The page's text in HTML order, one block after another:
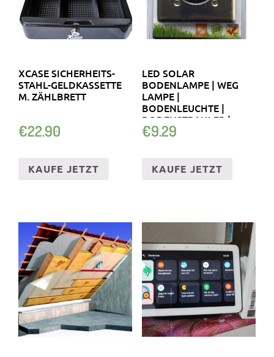
XCASE SICHERHEITS-
STAHL-GELDKASSETTE
M. ZÄHLBRETT
€22.90
KAUFE JETZT
LED SOLAR
BODENLAMPE | WEG
LAMPE |
BODENLEUCHTE |
BODENSTRAHLER |
SOLARLAMPE
€9.29
KAUFE JETZT